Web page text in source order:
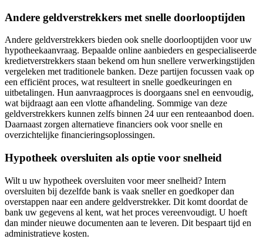
Andere geldverstrekkers met snelle doorlooptijden
Andere geldverstrekkers bieden ook snelle doorlooptijden voor uw
hypotheekaanvraag. Bepaalde online aanbieders en gespecialiseerde
kredietverstrekkers staan bekend om hun snellere verwerkingstijden
vergeleken met traditionele banken. Deze partijen focussen vaak op
een efficiënt proces, wat resulteert in snelle goedkeuringen en
uitbetalingen. Hun aanvraagproces is doorgaans snel en eenvoudig,
wat bijdraagt aan een vlotte afhandeling. Sommige van deze
geldverstrekkers kunnen zelfs binnen 24 uur een renteaanbod doen.
Daarnaast zorgen alternatieve financiers ook voor snelle en
overzichtelijke financieringsoplossingen.
Hypotheek oversluiten als optie voor snelheid
Wilt u uw hypotheek oversluiten voor meer snelheid? Intern
oversluiten bij dezelfde bank is vaak sneller en goedkoper dan
overstappen naar een andere geldverstrekker. Dit komt doordat de
bank uw gegevens al kent, wat het proces vereenvoudigt. U hoeft
dan minder nieuwe documenten aan te leveren. Dit bespaart tijd en
administratieve kosten.